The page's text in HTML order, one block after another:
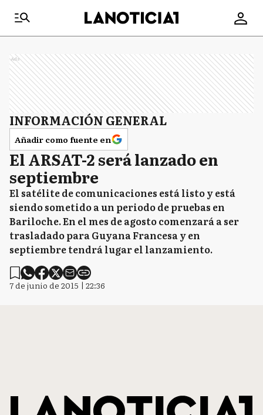
Ads
INFORMACIÓN GENERAL
Añadir como fuente en
El ARSAT-2 será lanzado en
septiembre
El satélite de comunicaciones está listo y está
siendo sometido a un periodo de pruebas en
Bariloche. En el mes de agosto comenzará a ser
trasladado para Guyana Francesa y en
septiembre tendrá lugar el lanzamiento.
7 de junio de 2015 | 22:36